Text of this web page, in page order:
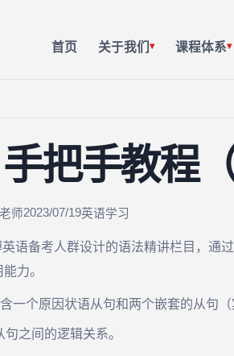
首页 关于我们 ▾ 课程体系▾
把手教程（
师2023/07/19英语学习
语备考人群设计的语法精讲栏目，通
力。
一个原因状语从句和两个嵌套的从句（
之间的逻辑关系。